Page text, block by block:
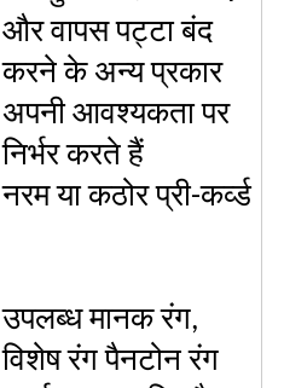
और वापस पट्टा बंद
करने के अन्य प्रकार
अपनी आवश्यकता पर
निर्भर करते हैं
नरम या कठोर प्री-कर्व्ड
उपलब्ध मानक रंग,
विशेष रंग पैनटोन रंग